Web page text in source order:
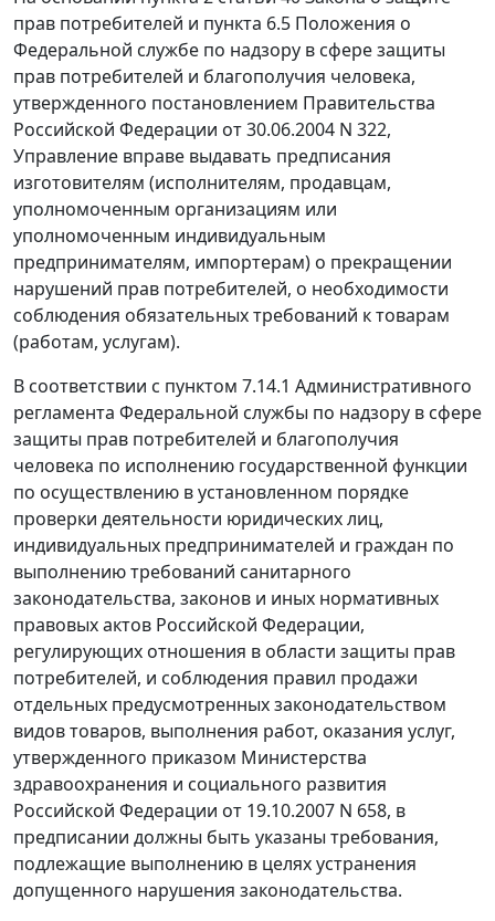
прав потребителей и пункта 6.5 Положения о
Федеральной службе по надзору в сфере защиты
прав потребителей и благополучия человека,
утвержденного постановлением Правительства
Российской Федерации от 30.06.2004 N 322,
Управление вправе выдавать предписания
изготовителям (исполнителям, продавцам,
уполномоченным организациям или
уполномоченным индивидуальным
предпринимателям, импортерам) о прекращении
нарушений прав потребителей, о необходимости
соблюдения обязательных требований к товарам
(работам, услугам).
В соответствии с пунктом 7.14.1 Административного
регламента Федеральной службы по надзору в сфере
защиты прав потребителей и благополучия
человека по исполнению государственной функции
по осуществлению в установленном порядке
проверки деятельности юридических лиц,
индивидуальных предпринимателей и граждан по
выполнению требований санитарного
законодательства, законов и иных нормативных
правовых актов Российской Федерации,
регулирующих отношения в области защиты прав
потребителей, и соблюдения правил продажи
отдельных предусмотренных законодательством
видов товаров, выполнения работ, оказания услуг,
утвержденного приказом Министерства
здравоохранения и социального развития
Российской Федерации от 19.10.2007 N 658, в
предписании должны быть указаны требования,
подлежащие выполнению в целях устранения
допущенного нарушения законодательства.